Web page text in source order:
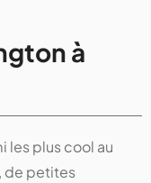
à
les plus cool au
de petites